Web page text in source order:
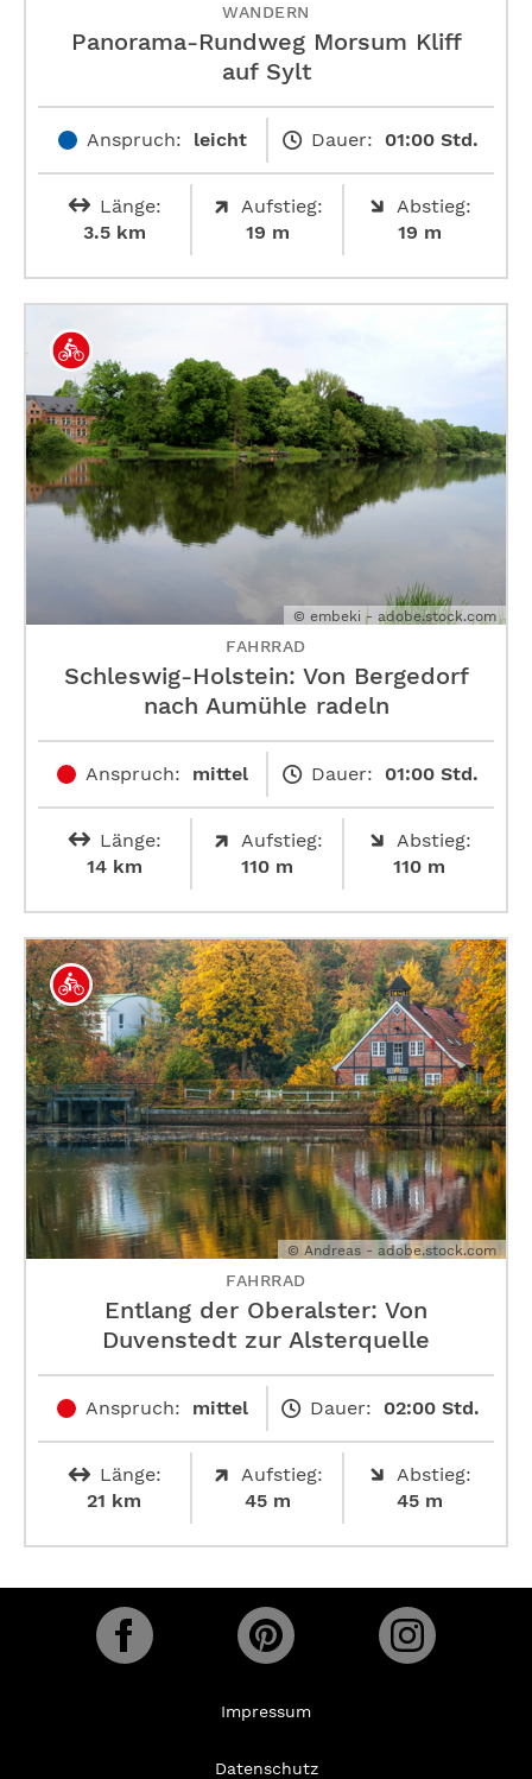
WANDERN
Panorama-Rundweg Morsum Kliff
auf Sylt
Anspruch: leicht Dauer: 01:00 Std.
Länge:
3.5 km
Aufstieg:
19 m
Abstieg:
19 m
© embeki - adobe.stock.com
FAHRRAD
Schleswig-Holstein: Von Bergedorf
nach Aumühle radeln
Anspruch: mittel Dauer: 01:00 Std.
Länge:
14 km
Aufstieg:
110 m
Abstieg:
110 m
© Andreas - adobe.stock.com
FAHRRAD
Entlang der Oberalster: Von
Duvenstedt zur Alsterquelle
Anspruch: mittel Dauer: 02:00 Std.
Länge:
21 km
Aufstieg:
45 m
Abstieg:
45 m
Impressum
Datenschutz